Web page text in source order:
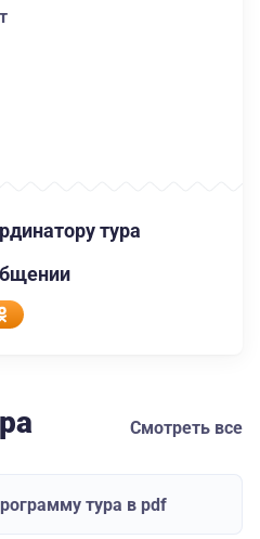
тура
Смотреть все
тура в pdf